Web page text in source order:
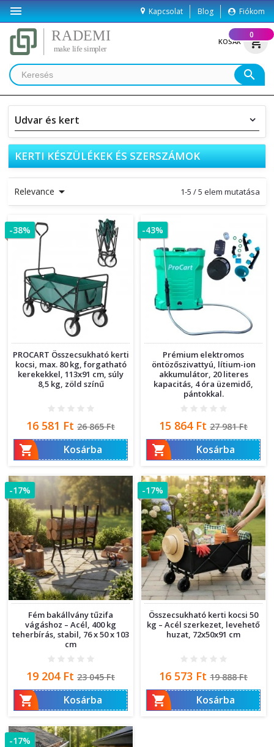
 Kapcsolat Blog Fiókom
KOSÁR shopping_cart
0
search
Udvar és kert
KERTI KÉSZÜLÉKEK ÉS SZERSZÁMOK
Relevance  1-5 / 5 elem mutatása
PROCART Összecsukható kerti
kocsi, max. 80 kg, forgatható
kerekekkel, 113x91 cm, súly
8,5 kg, zöld színű
Ár
16 581 Ft Normál
ár
26 865 Ft
 Kosárba
-38%
Prémium elektromos
öntözőszivattyú, lítium-ion
akkumulátor, 20 literes
kapacitás, 4 óra üzemidő,
pántokkal.
Ár
15 864 Ft Normál
ár
27 981 Ft
 Kosárba
-43%
Fém bakállvány tűzifa
vágáshoz – Acél, 400 kg
teherbírás, stabil, 76 x 50 x 103
cm
Ár
19 204 Ft Normál
ár
23 045 Ft
 Kosárba
-17%
Összecsukható kerti kocsi 50
kg – Acél szerkezet, levehető
huzat, 72x50x91 cm
Ár
16 573 Ft Normál
ár
19 888 Ft
 Kosárba
-17%
-17%